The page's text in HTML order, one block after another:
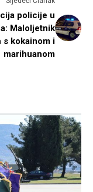
policije u
Maloljetnik
s kokainom i
marihuanom